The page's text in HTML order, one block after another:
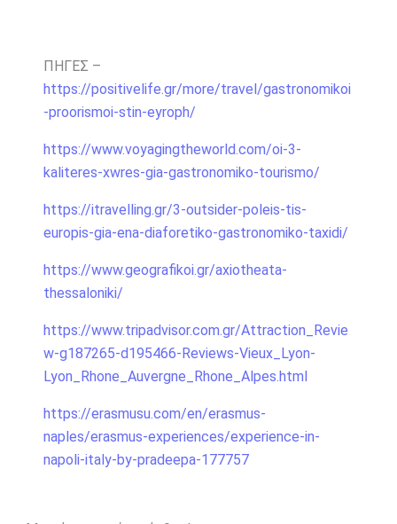
ΠΗΓΕΣ –
https://positivelife.gr/more/travel/gastronomikoi
-proorismoi-stin-eyroph/
https://www.voyagingtheworld.com/oi-3-
kaliteres-xwres-gia-gastronomiko-tourismo/
https://itravelling.gr/3-outsider-poleis-tis-
europis-gia-ena-diaforetiko-gastronomiko-taxidi/
https://www.geografikoi.gr/axiotheata-
thessaloniki/
https://www.tripadvisor.com.gr/Attraction_Revie
w-g187265-d195466-Reviews-Vieux_Lyon-
Lyon_Rhone_Auvergne_Rhone_Alpes.html
https://erasmusu.com/en/erasmus-
naples/erasmus-experiences/experience-in-
napoli-italy-by-pradeepa-177757